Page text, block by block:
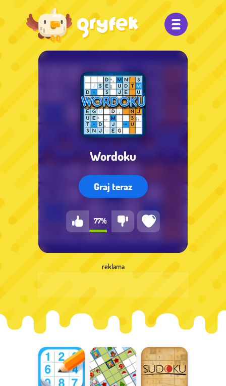
Wordoku
Graj teraz
77%
reklama